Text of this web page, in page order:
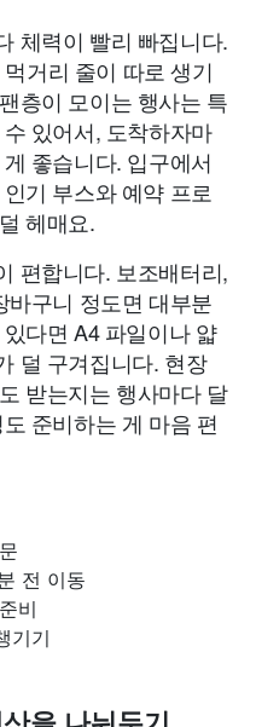
체력이 빨리 빠집니다.
거리 줄이 따로 생기
층이 모이는 행사는 특
있어서, 도착하자마
좋습니다. 입구에서
기 부스와 예약 프로
헤매요.
편합니다. 보조배터리,
바구니 정도면 대부분
다면 A4 파일이나 얇
덜 구겨집니다. 현장
받는지는 행사마다 달
준비하는 게 마음 편
전 이동
비
기기